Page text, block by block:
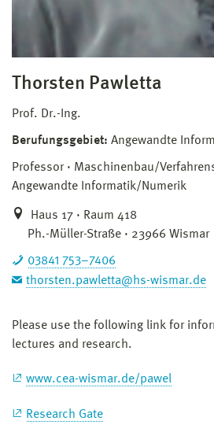
Thorsten Pawletta
Prof. Dr.-Ing.
Berufungsgebiet: Angewandte
Professor
Maschinenbau/
Angewandte Informatik/Numerik
Haus 17 · Raum 418
Ph.-Müller-Straße · 23966 Wismar
03841 753–7406
thorsten.pawletta@hs-wismar.de
Please use the following link for
lectures and research.
www.cea-wismar.de/pawel
Research Gate